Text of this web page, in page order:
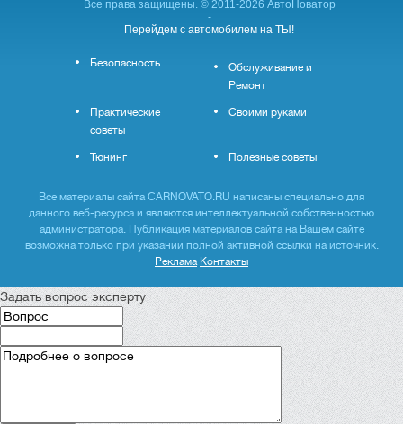
Все права защищены. © 2011-2026 АвтоНоватор
-
Перейдем с автомобилем на ТЫ!
Безопасность
Обслуживание и
Ремонт
Практические
советы
Своими руками
Тюнинг Полезные советы
Все материалы сайта CARNOVATO.RU написаны специально для
данного веб-ресурса и являются интеллектуальной собственностью
администратора. Публикация материалов сайта на Вашем сайте
возможна только при указании полной активной ссылки на источник.
Реклама Контакты
Задать вопрос эксперту